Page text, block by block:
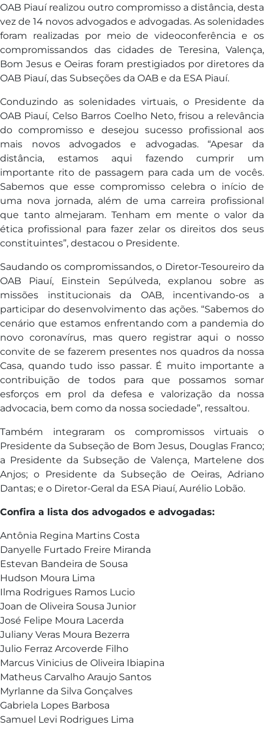
OAB Piauí realizou outro compromisso a distância, desta
vez de 14 novos advogados e advogadas. As solenidades
foram realizadas por meio de videoconferência e os
compromissandos das cidades de Teresina, Valença,
Bom Jesus e Oeiras foram prestigiados por diretores da
OAB Piauí, das Subseções da OAB e da ESA Piauí.
Conduzindo as solenidades virtuais, o Presidente da
OAB Piauí, Celso Barros Coelho Neto, frisou a relevância
do compromisso e desejou sucesso profissional aos
mais novos advogados e advogadas. “Apesar da
distância, estamos aqui fazendo cumprir um
importante rito de passagem para cada um de vocês.
Sabemos que esse compromisso celebra o início de
uma nova jornada, além de uma carreira profissional
que tanto almejaram. Tenham em mente o valor da
ética profissional para fazer zelar os direitos dos seus
constituintes”, destacou o Presidente.
Saudando os compromissandos, o Diretor-Tesoureiro da
OAB Piauí, Einstein Sepúlveda, explanou sobre as
missões institucionais da OAB, incentivando-os a
participar do desenvolvimento das ações. “Sabemos do
cenário que estamos enfrentando com a pandemia do
novo coronavírus, mas quero registrar aqui o nosso
convite de se fazerem presentes nos quadros da nossa
Casa, quando tudo isso passar. É muito importante a
contribuição de todos para que possamos somar
esforços em prol da defesa e valorização da nossa
advocacia, bem como da nossa sociedade”, ressaltou.
Também integraram os compromissos virtuais o
Presidente da Subseção de Bom Jesus, Douglas Franco;
a Presidente da Subseção de Valença, Martelene dos
Anjos; o Presidente da Subseção de Oeiras, Adriano
Dantas; e o Diretor-Geral da ESA Piauí, Aurélio Lobão.
Confira a lista dos advogados e advogadas:
Antônia Regina Martins Costa
Danyelle Furtado Freire Miranda
Estevan Bandeira de Sousa
Hudson Moura Lima
Ilma Rodrigues Ramos Lucio
Joan de Oliveira Sousa Junior
José Felipe Moura Lacerda
Juliany Veras Moura Bezerra
Julio Ferraz Arcoverde Filho
Marcus Vinicius de Oliveira Ibiapina
Matheus Carvalho Araujo Santos
Myrlanne da Silva Gonçalves
Gabriela Lopes Barbosa
Samuel Levi Rodrigues Lima